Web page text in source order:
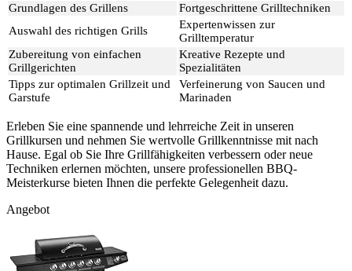
Grundlagen des Grillens
Fortgeschrittene Grilltechniken
Auswahl des richtigen Grills
Expertenwissen zur
Grilltemperatur
Zubereitung von einfachen
Grillgerichten
Kreative Rezepte und
Spezialitäten
Tipps zur optimalen Grillzeit und
Garstufe
Verfeinerung von Saucen und
Marinaden
Erleben Sie eine spannende und lehrreiche Zeit in unseren
Grillkursen und nehmen Sie wertvolle Grillkenntnisse mit nach
Hause. Egal ob Sie Ihre Grillfähigkeiten verbessern oder neue
Techniken erlernen möchten, unsere professionellen BBQ-
Meisterkurse bieten Ihnen die perfekte Gelegenheit dazu.
Angebot